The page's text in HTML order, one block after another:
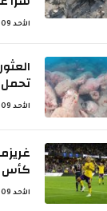
الأحد 09 أغسطس 1:31 م
تحمل
الأحد 09 أغسطس 1:13 م
كأس
الأحد 09 أغسطس 12:49 م